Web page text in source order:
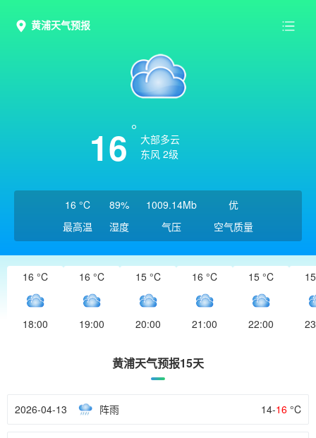
黄浦天气预报
16
大部多云
东风 2级
16 °C
最高温
89%
湿度
1009.14Mb
气压
优
空气质量
16 °C
18:00
16 °C
19:00
15 °C
20:00
16 °C
21:00
15 °C
22:00
黄浦天气预报15天
2026-04-13 阵雨 14-16 °C